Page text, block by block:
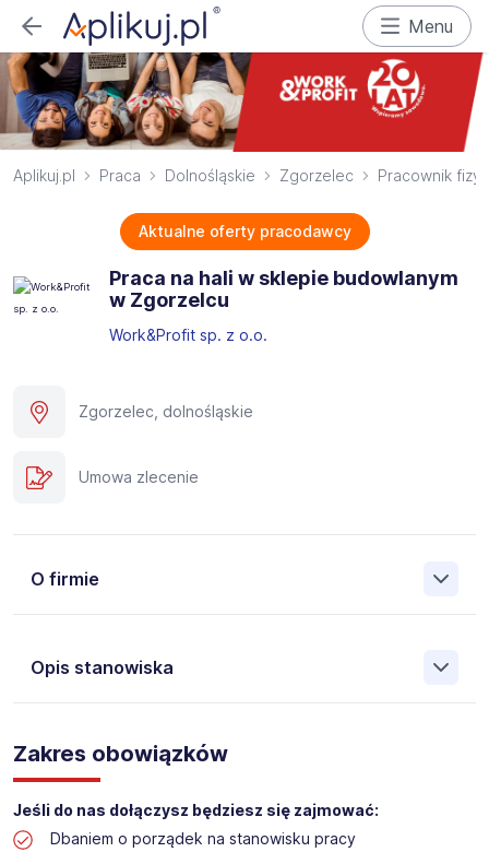
Menu
Aplikuj.pl Praca Dolnośląskie Zgorzelec Pracownik
Aktualne oferty pracodawcy
Praca na hali w sklepie budowlanym
w Zgorzelcu
Work&Profit sp. z o.o.
Zgorzelec, dolnośląskie
Umowa zlecenie
O firmie
Opis stanowiska
Pośrednictwa Pracy i Doradztwa Personalnego Work &
Profit jest obecnie jedną z największych niezależnych
polskich agencji zatrudnienia. W ciągu wielu lat naszej
działalności daliśmy pracę przeszło 50 000 pracowników
w całym kraju. Skutecznie znajdujemy pracowników dla
największych firm, jak również małych rodzinnych
Zakres obowiązków
Jeśli do nas dołączysz będziesz się zajmować:
Dbaniem o porządek na stanowisku pracy